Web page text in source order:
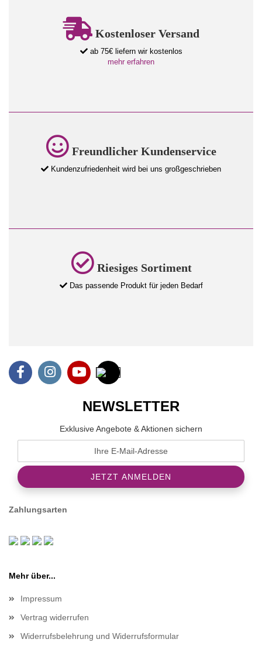
Kostenloser Versand
ab 75€ liefern wir kostenlos
mehr erfahren
Freundlicher Kundenservice
Kundenzufriedenheit wird bei uns großgeschrieben
Riesiges Sortiment
Das passende Produkt für jeden Bedarf
NEWSLETTER
Exklusive Angebote & Aktionen sichern
Zahlungsarten
Mehr über...
Impressum
Vertrag widerrufen
Widerrufsbelehrung und Widerrufsformular